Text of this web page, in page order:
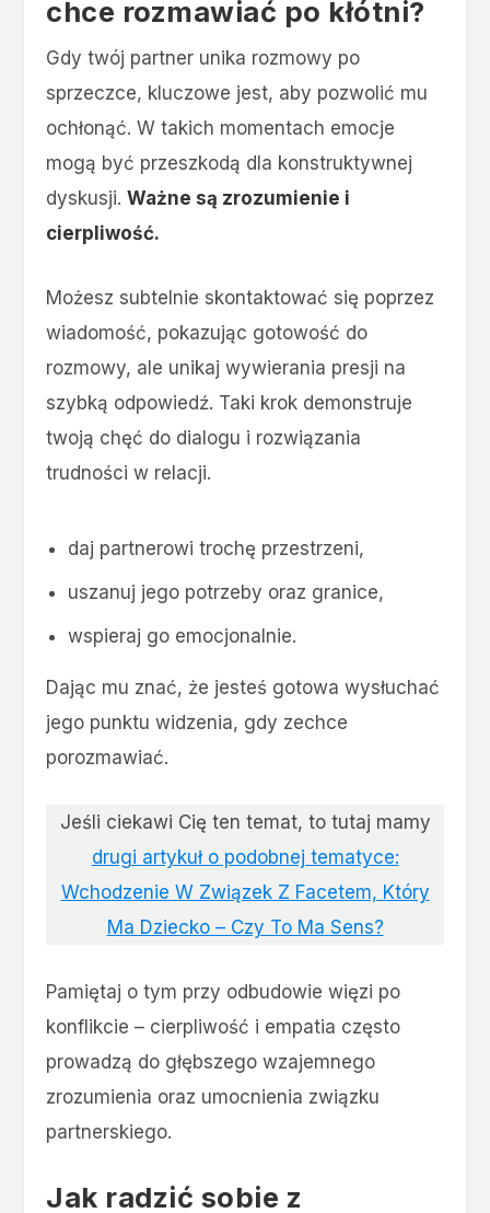
chce rozmawiać po kłótni?
Gdy twój partner unika rozmowy po
sprzeczce, kluczowe jest, aby pozwolić mu
ochłonąć. W takich momentach emocje
mogą być przeszkodą dla konstruktywnej
dyskusji.Ważne są zrozumienie i
cierpliwość.
Możesz subtelnie skontaktować się poprzez
wiadomość, pokazując gotowość do
rozmowy, ale unikaj wywierania presji na
szybką odpowiedź. Taki krok demonstruje
twoją chęć do dialogu i rozwiązania
trudności w relacji.
daj partnerowi trochę przestrzeni,
uszanuj jego potrzeby oraz granice,
wspieraj go emocjonalnie.
Dając mu znać, że jesteś gotowa wysłuchać
jego punktu widzenia, gdy zechce
porozmawiać.
Jeśli ciekawi Cię ten temat, to tutaj mamy
drugi artykuł o podobnej tematyce:
Wchodzenie W Związek Z Facetem, Który
Ma Dziecko – Czy To Ma Sens?
Pamiętaj o tym przy odbudowie więzi po
konflikcie – cierpliwość i empatia często
prowadzą do głębszego wzajemnego
zrozumienia oraz umocnienia związku
partnerskiego.
Jak radzić sobie z